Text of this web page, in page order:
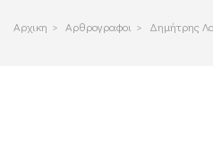
Αρχικη > Αρθρογραφοι > Δημήτρης